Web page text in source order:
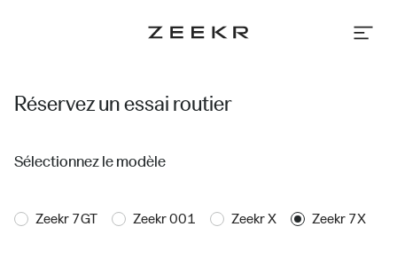
Réservez un essai routier
Sélectionnez le modèle
Zeekr 7GT Zeekr 001 Zeekr X Zeekr 7X